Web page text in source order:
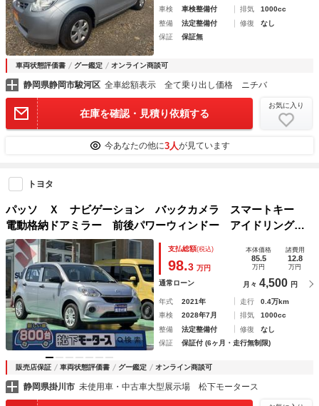
車検
車検整備付 排気
1000cc
整備
法定整備付 修復
なし
保証
保証無
車両状態評価書 グー鑑定 オンライン商談可
静岡県静岡市駿河区 全車総額表示 全て乗り出し価格 ニチバ
在庫を確認・見積り依頼する
お気に入り
今あなたの他に3人が見ています
トヨタ
パッソ Ｘ ナビゲーション バックカメラ スマートキー
電動格納ドアミラー 前後パワーウィンドー アイドリングス
トップ エアコン パワステ
支払総額(税込)
98.3 万円
本体価格
85.5
万円
諸費用
12.8
万円
通常ローン 月々 4,500 円
年式 2021年 走行
0.4万km
車検
2028年7月 排気
1000cc
整備
法定整備付 修復
なし
保証
保証付 (6ヶ月・走行無制限)
販売店保証 車両状態評価書 グー鑑定 オンライン商談可
静岡県掛川市 未使用車・中古車大型展示場 松下モータース